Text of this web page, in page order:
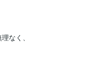
なく、